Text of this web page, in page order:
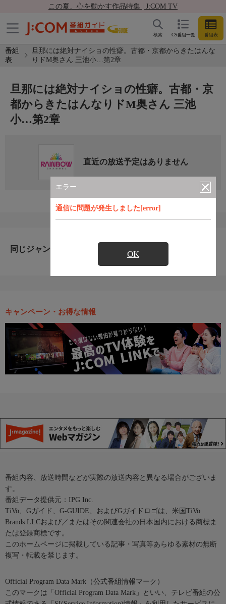
この夏、心を動かす作品特集 | J:COM TV
CS番組一覧 番組表
検索
番組
表
旦那には絶対ナイショの性癖。古都・京都からきたはんな
りドM奥さん 三池小…第2章
エラー
通信に問題が発生しました[error]
OK
旦那には絶対ナイショの性癖。古都・京
都からきたはんなりドM奥さん 三池
小…第2章
直近の放送予定はありません
同じジャンルのおすすめ番組
キャンペーン・お得な情報
番組内容、放送時間などが実際の放送内容と異なる場合がございま
す。
番組データ提供元：IPG Inc.
TiVo、Gガイド、G-GUIDE、およびGガイドロゴは、米国TiVo
Brands LLCおよび／またはその関連会社の日本国内における商標ま
たは登録商標です。
このホームページに掲載している記事・写真等あらゆる素材の無断
複写・転載を禁じます。
Official Program Data Mark（公式番組情報マーク）
このマークは「Official Program Data Mark」といい、テレビ番組の公